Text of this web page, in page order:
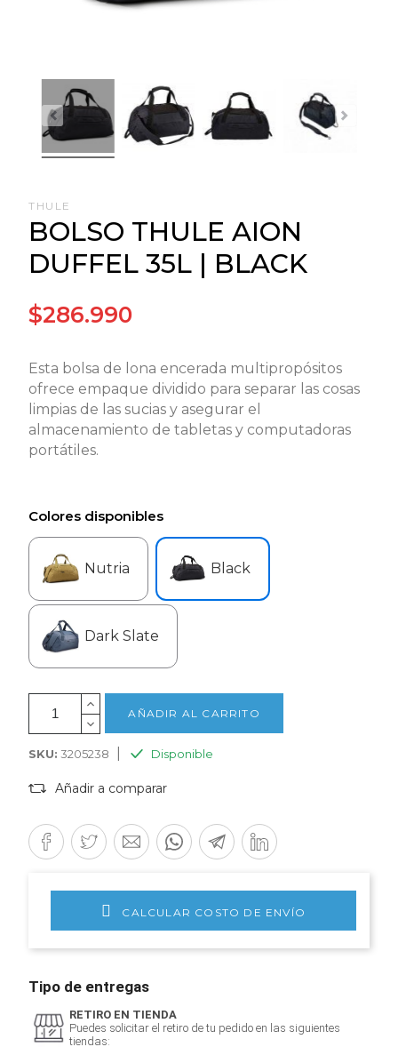
THULE
BOLSO THULE AION
DUFFEL 35L | BLACK
$286.990
Esta bolsa de lona encerada multipropósitos
ofrece empaque dividido para separar las cosas
limpias de las sucias y asegurar el
almacenamiento de tabletas y computadoras
portátiles.
Colores disponibles
Nutria Black
Dark Slate
AÑADIR AL CARRITO
SKU: 3205238 Disponible
Añadir a comparar
CALCULAR COSTO DE ENVÍO
Tipo de entregas
RETIRO EN TIENDA
Puedes solicitar el retiro de tu pedido en las siguientes
tiendas: